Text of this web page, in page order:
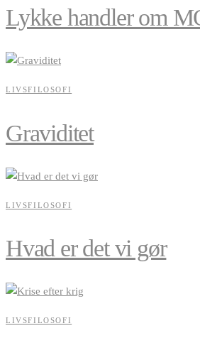
Lykke handler om
LIVSFILOSOFI
Graviditet
LIVSFILOSOFI
Hvad er det vi gør
LIVSFILOSOFI